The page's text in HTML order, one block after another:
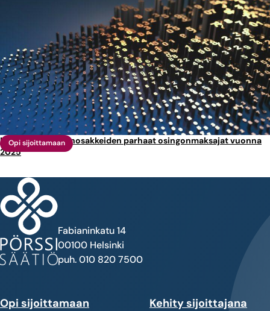
Opi sijoittamaan
Nämä ovat kansanosakkeiden parhaat osingonmaksajat vuonna
2025
Fabianinkatu 14
00100 Helsinki
puh. 010 820 7500
Opi sijoittamaan Kehity sijoittajana